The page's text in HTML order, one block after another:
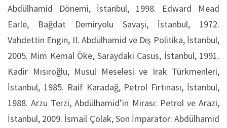
Abdülhamid Dönemi, İstanbul, 1998. Edward Mead
Earle, Bağdat Demiryolu Savaşı, İstanbul, 1972.
Vahdettin Engin, II. Abdülhamid ve Dış Politika, İstanbul,
2005. Mim Kemal Öke, Saraydaki Casus, İstanbul, 1991.
Kadir Mısıroğlu, Musul Meselesi ve Irak Türkmenleri,
İstanbul, 1985. Raif Karadağ, Petrol Fırtınası, İstanbul,
1988. Arzu Terzi, Abdülhamid’in Mirası: Petrol ve Arazi,
İstanbul, 2009. İsmail Çolak, Son İmparator: Abdülhamid